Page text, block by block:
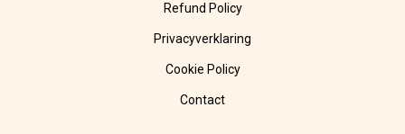
Refund Policy
Privacyverklaring
Cookie Policy
Contact